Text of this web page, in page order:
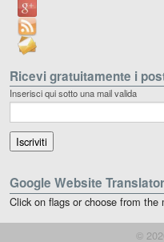
Ricevi gratuitamente i
Inserisci qui sotto una mail valida
Google Website Translator
Click on flags or choose from the
©